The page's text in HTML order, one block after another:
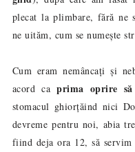
plecat la plimbare, fără ne
ne uităm, cum se numește
Cum eram nemâncați și
acord caprima oprire
stomacul ghiorțăind nici
devreme pentru noi, abia
fiind deja ora 12, să servim